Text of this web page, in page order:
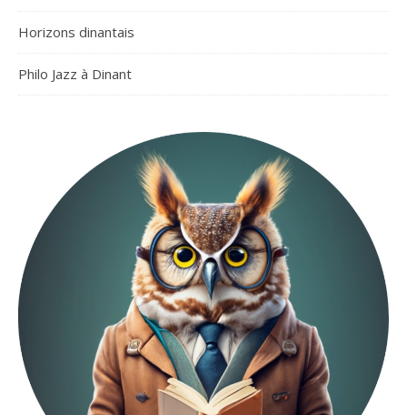
Horizons dinantais
Philo Jazz à Dinant